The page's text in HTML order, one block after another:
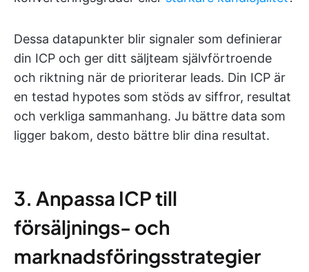
Dessa datapunkter blir signaler som definierar
din ICP och ger ditt säljteam självförtroende
och riktning när de prioriterar leads. Din ICP är
en testad hypotes som stöds av siffror, resultat
och verkliga sammanhang. Ju bättre data som
ligger bakom, desto bättre blir dina resultat.
3. Anpassa ICP till
försäljnings- och
marknadsföringsstrategier